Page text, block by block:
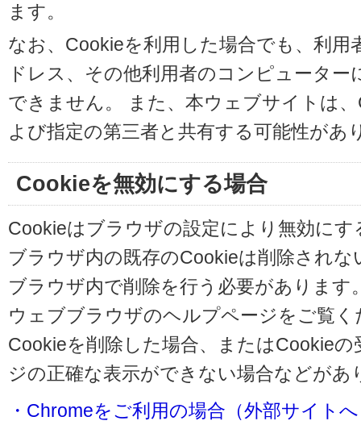
ます。
なお、Cookieを利用した場合でも、利用
ドレス、その他利用者のコンピュータ
できません。 また、本ウェブサイトは
よび指定の第三者と共有する可能性があ
Cookieを無効にする場合
Cookieはブラウザの設定により無効に
ブラウザ内の既存のCookieは削除され
ブラウザ内で削除を行う必要があります
ウェブブラウザのヘルプページをご覧く
Cookieを削除した場合、またはCookie
ジの正確な表示ができない場合などが
・Chromeをご利用の場合（外部サイト